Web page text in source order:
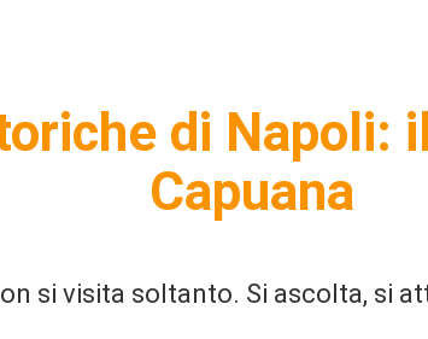
di Napoli:
Capuana
si visita soltanto. Si ascolta, si